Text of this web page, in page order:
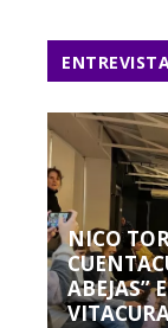
NICO
ABEJAS”